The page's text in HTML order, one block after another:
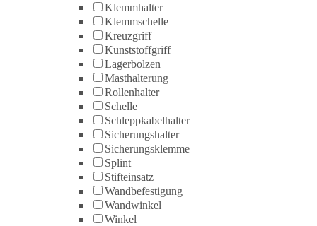
Klemmhalter
Klemmschelle
Kreuzgriff
Kunststoffgriff
Lagerbolzen
Masthalterung
Rollenhalter
Schelle
Schleppkabelhalter
Sicherungshalter
Sicherungsklemme
Splint
Stifteinsatz
Wandbefestigung
Wandwinkel
Winkel